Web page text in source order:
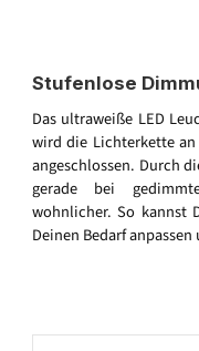
Stufenlose
Das ultraweiße LED
wird die Lichterkette
angeschlossen. Durch
gerade bei
wohnlicher. So kannst
Deinen Bedarf